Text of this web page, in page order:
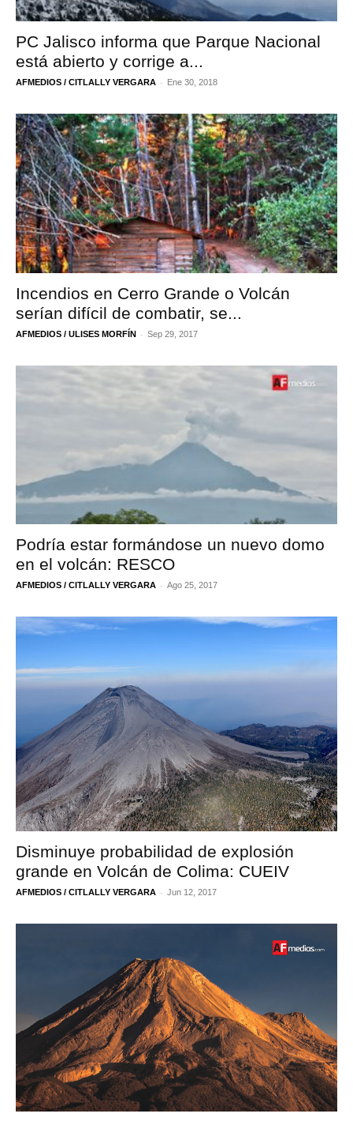
PC Jalisco informa que Parque Nacional
está abierto y corrige a...
AFMEDIOS / CITLALLY VERGARA - Ene 30, 2018
Incendios en Cerro Grande o Volcán
serían difícil de combatir, se...
AFMEDIOS / ULISES MORFÍN - Sep 29, 2017
Podría estar formándose un nuevo domo
en el volcán: RESCO
AFMEDIOS / CITLALLY VERGARA - Ago 25, 2017
Disminuye probabilidad de explosión
grande en Volcán de Colima: CUEIV
AFMEDIOS / CITLALLY VERGARA - Jun 12, 2017